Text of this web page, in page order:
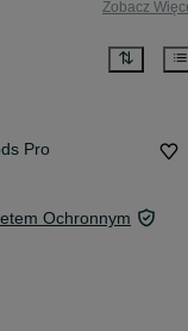
Zobacz
Pro
Ochronnym